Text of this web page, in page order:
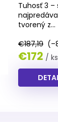
Tuhosť 3 –
tvorený z...
€187,19
€172 / ks